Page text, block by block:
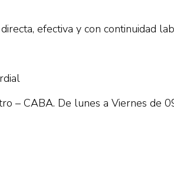
efectiva y con continuidad
– CABA. De lunes a Viernes